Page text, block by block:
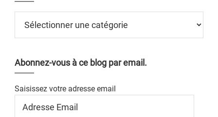
Abonnez-vous à ce blog par email.
Saisissez votre adresse email
Email